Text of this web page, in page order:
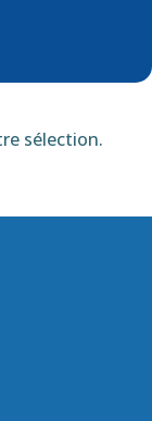
sélection.